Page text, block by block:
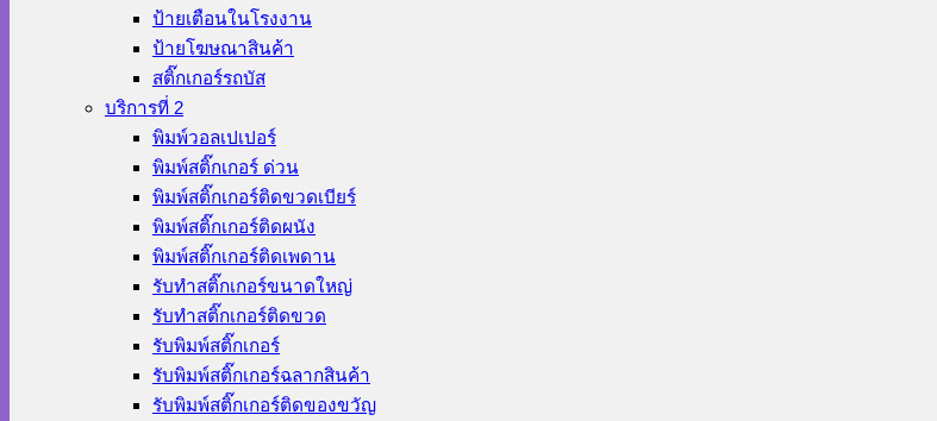
ป้ายเตือนในโรงงาน
ป้ายโฆษณาสินค้า
สติ๊กเกอร์รถบัส
บริการที่ 2
พิมพ์วอลเปเปอร์
พิมพ์สติ๊กเกอร์ ด่วน
พิมพ์สติ๊กเกอร์ติดขวดเบียร์
พิมพ์สติ๊กเกอร์ติดผนัง
พิมพ์สติ๊กเกอร์ติดเพดาน
รับทำสติ๊กเกอร์ขนาดใหญ่
รับทำสติ๊กเกอร์ติดขวด
รับพิมพ์สติ๊กเกอร์
รับพิมพ์สติ๊กเกอร์ฉลากสินค้า
รับพิมพ์สติ๊กเกอร์ติดของขวัญ